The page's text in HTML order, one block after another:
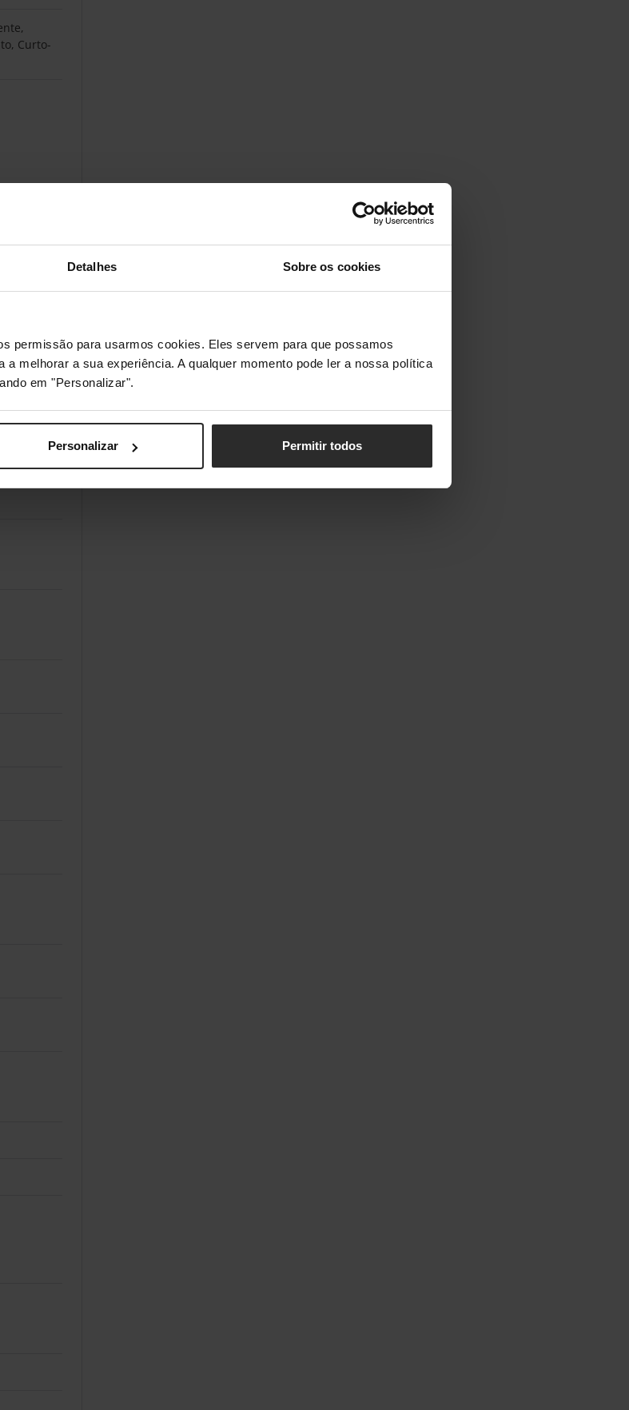
Detalhes Sobre os cookies
permissão para usarmos cookies. Eles servem para que possamos
melhorar a sua experiência. A qualquer momento pode ler a nossa política
em "Personalizar".
Personalizar Permitir todos
Curto-